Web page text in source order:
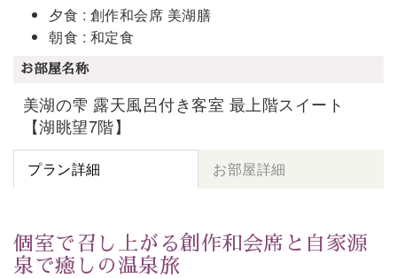
夕食 : 創作和会席 美湖膳
朝食 : 和定食
お部屋名称
美湖の雫 露天風呂付き客室 最上階スイート
【湖眺望7階】
プラン詳細 お部屋詳細
個室で召し上がる創作和会席と自家源
泉で癒しの温泉旅